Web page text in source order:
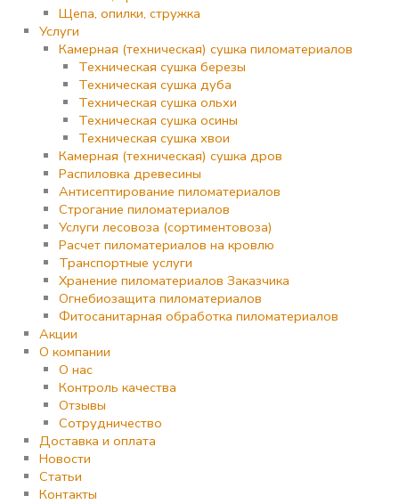
Щепа, опилки, стружка
Услуги
Камерная (техническая) сушка пиломатериалов
Техническая сушка березы
Техническая сушка дуба
Техническая сушка ольхи
Техническая сушка осины
Техническая сушка хвои
Камерная (техническая) сушка дров
Распиловка древесины
Антисептирование пиломатериалов
Строгание пиломатериалов
Услуги лесовоза (сортиментовоза)
Расчет пиломатериалов на кровлю
Транспортные услуги
Хранение пиломатериалов Заказчика
Огнебиозащита пиломатериалов
Фитосанитарная обработка пиломатериалов
Акции
О компании
О нас
Контроль качества
Отзывы
Сотрудничество
Доставка и оплата
Новости
Статьи
Контакты